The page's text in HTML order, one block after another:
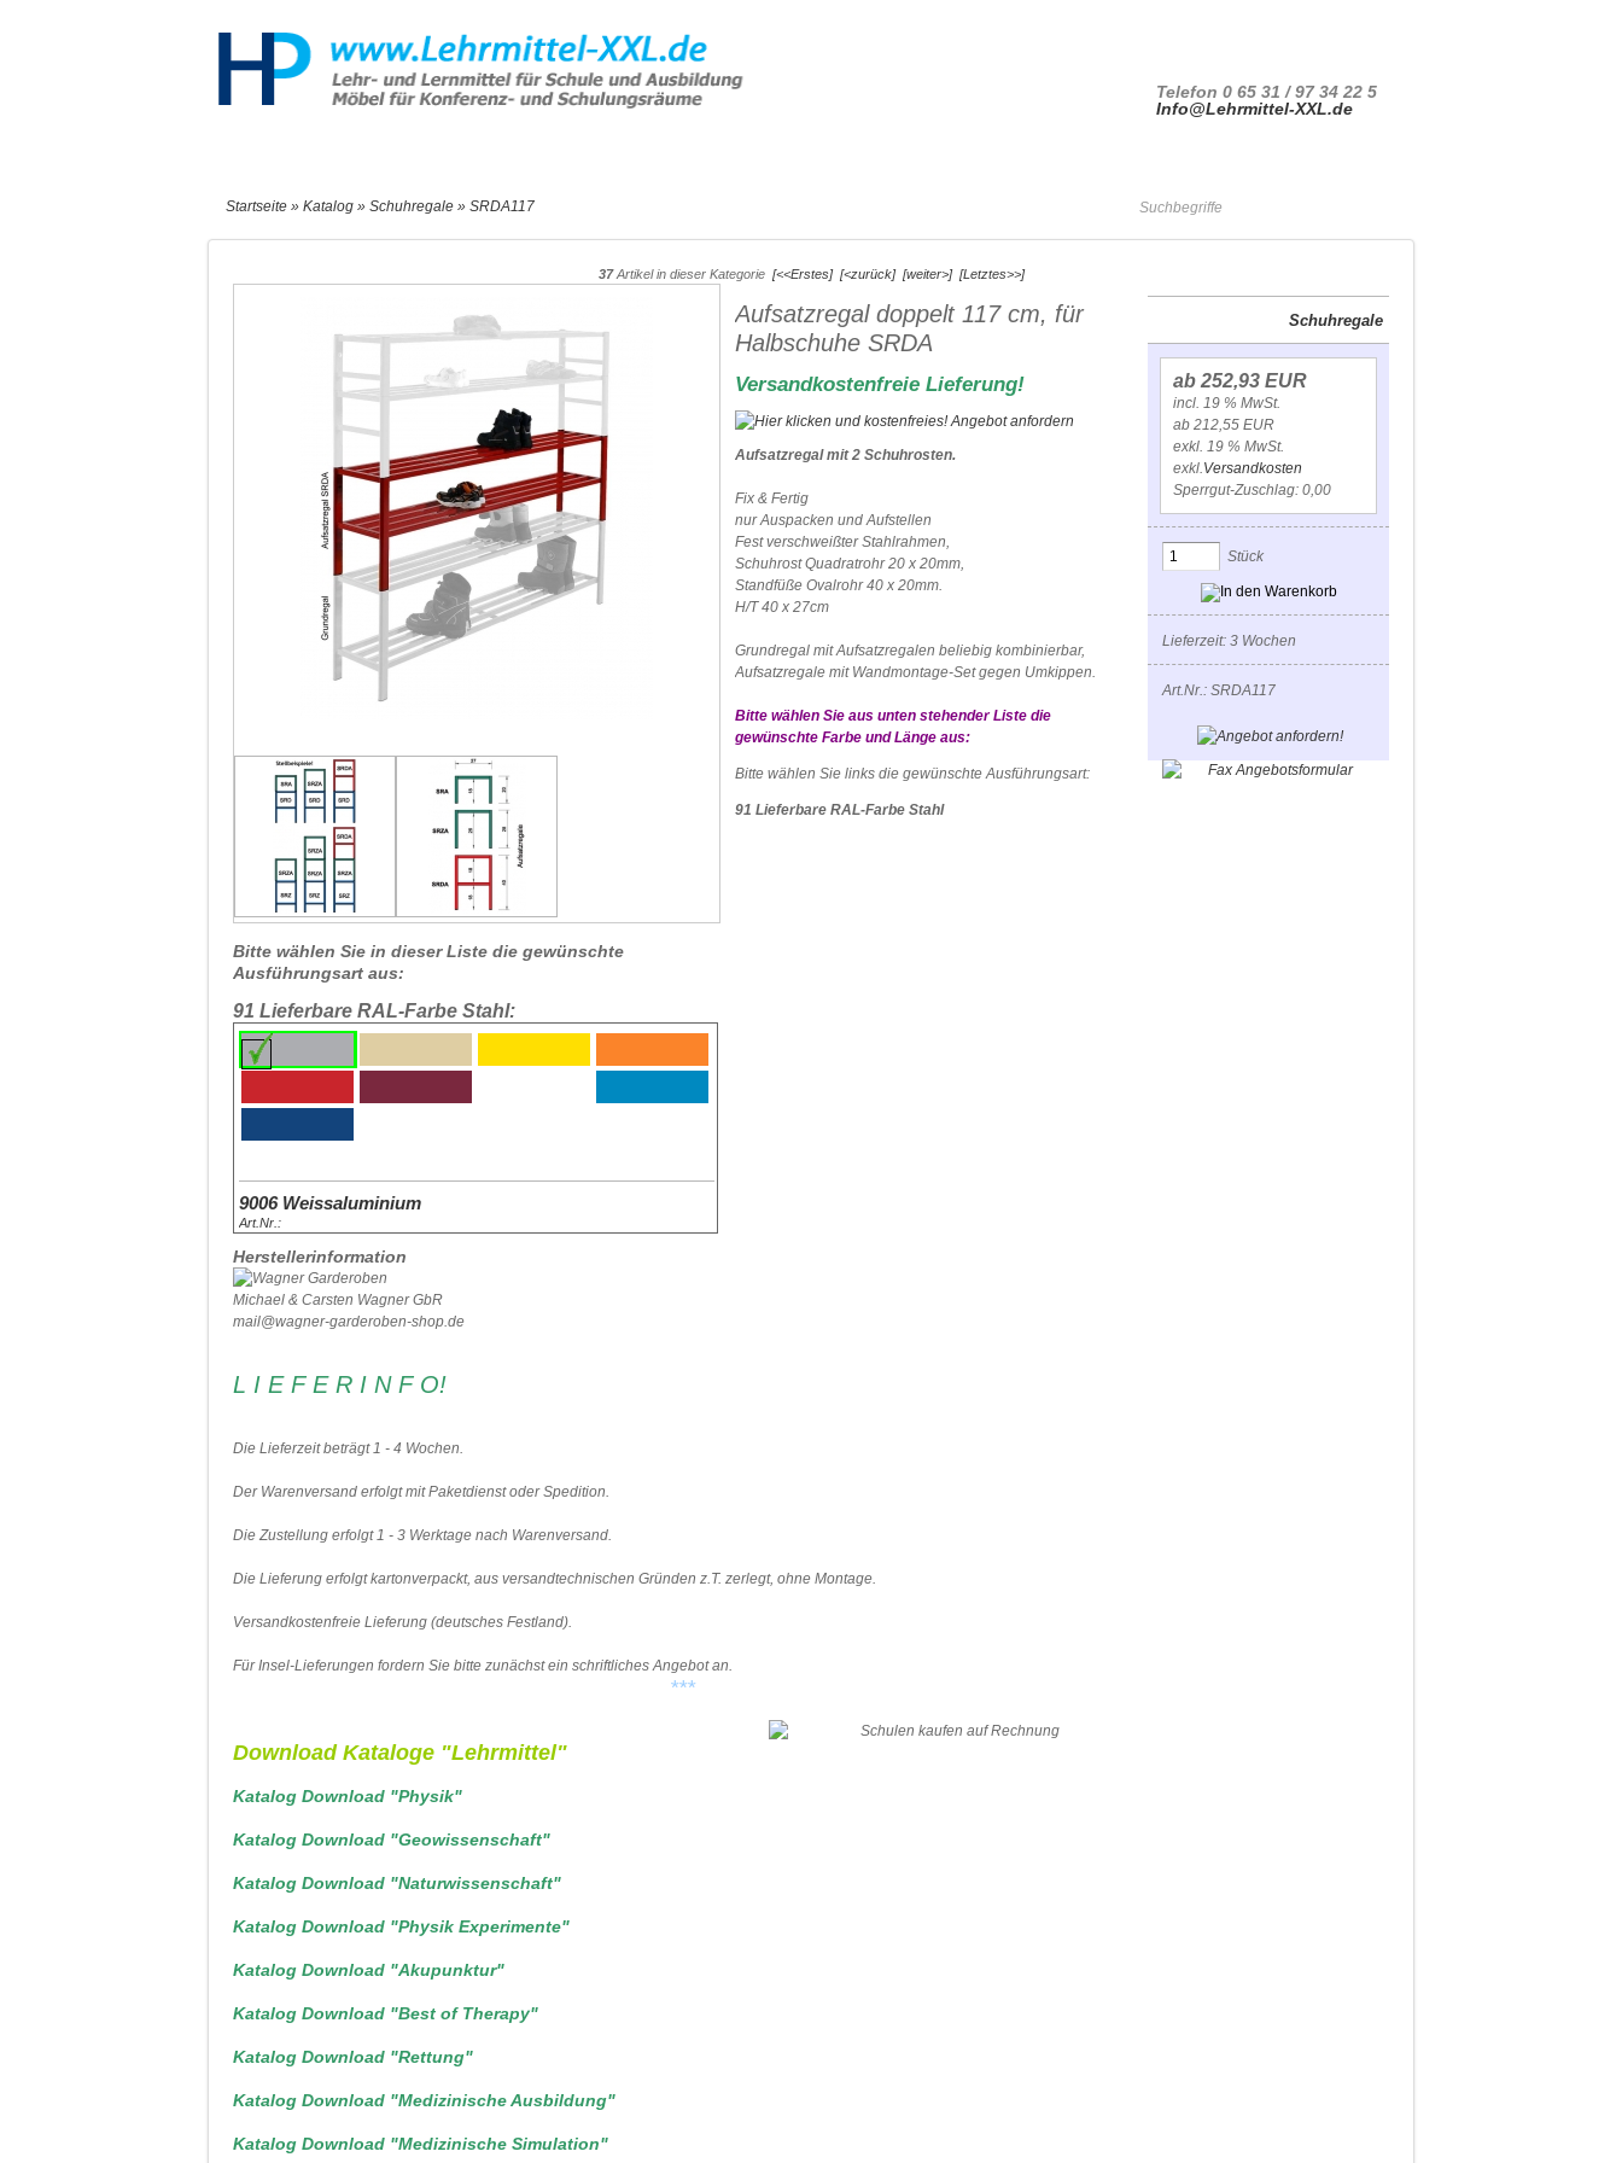
Telefon 0 65 31 / 97 34 22 5
Info@Lehrmittel-XXL.de
Startseite » Katalog » Schuhregale » SRDA117
37Artikel in dieser Kategorie [<<Erstes] [<zurück] [weiter>] [Letztes>>]
Bitte wählen Sie in dieser Liste die gewünschte
Ausführungsart aus:
91 Lieferbare RAL-Farbe Stahl:
9006 Weissaluminium
Art.Nr.:
Art.Nr.:
Art.Nr.:
Art.Nr.:
Art.Nr.:
Art.Nr.:
Art.Nr.:
Art.Nr.:
Art.Nr.:
Art.Nr.:
Art.Nr.:
Art.Nr.:
Art.Nr.:
Art.Nr.:
Art.Nr.:
Aufsatzregal doppelt 117 cm, für
Halbschuhe SRDA
Versandkostenfreie Lieferung!
Aufsatzregal mit 2 Schuhrosten.
Fix & Fertig
nur Auspacken und Aufstellen
Fest verschweißter Stahlrahmen,
Schuhrost Quadratrohr 20 x 20mm,
Standfüße Ovalrohr 40 x 20mm.
H/T 40 x 27cm
Grundregal mit Aufsatzregalen beliebig kombinierbar,
Aufsatzregale mit Wandmontage-Set gegen Umkippen.
Bitte wählen Sie aus unten stehender Liste die
gewünschte Farbe und Länge aus:
Bitte wählen Sie links die gewünschte Ausführungsart:
91 Lieferbare RAL-Farbe Stahl
Schuhregale
ab 252,93 EUR
incl. 19 % MwSt.
ab 212,55 EUR
exkl. 19 % MwSt.
exkl.Versandkosten
Sperrgut-Zuschlag: 0,00
Stück
Lieferzeit: 3 Wochen
Art.Nr.: SRDA117
Herstellerinformation
Michael & Carsten Wagner GbR
mail@wagner-garderoben-shop.de
L I E F E R I N F O!
Die Lieferzeit beträgt 1 - 4 Wochen.
Der Warenversand erfolgt mit Paketdienst oder Spedition.
Die Zustellung erfolgt 1 - 3 Werktage nach Warenversand.
Die Lieferung erfolgt kartonverpackt, aus versandtechnischen Gründen z.T. zerlegt, ohne Montage.
Versandkostenfreie Lieferung (deutsches Festland).
Für Insel-Lieferungen fordern Sie bitte zunächst ein schriftliches Angebot an.
***
Download Kataloge "Lehrmittel"
Katalog Download "Physik"
Katalog Download "Geowissenschaft"
Katalog Download "Naturwissenschaft"
Katalog Download "Physik Experimente"
Katalog Download "Akupunktur"
Katalog Download "Best of Therapy"
Katalog Download "Rettung"
Katalog Download "Medizinische Ausbildung"
Katalog Download "Medizinische Simulation"